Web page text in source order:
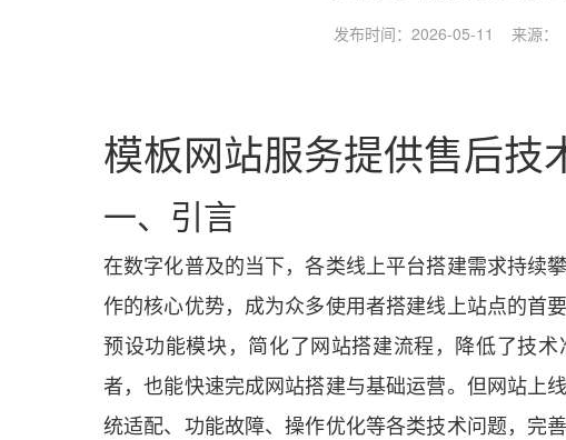
发布时间：2026-05-11 来源
模板网站服务提供售后技
一、引言
在数字化普及的当下，各类线上平台搭建需求持续
作的核心优势，成为众多使用者搭建线上站点的首
预设功能模块，简化了网站搭建流程，降低了技
者，也能快速完成网站搭建与基础运营。但网站上
统适配、功能故障、操作优化等各类技术问题，完